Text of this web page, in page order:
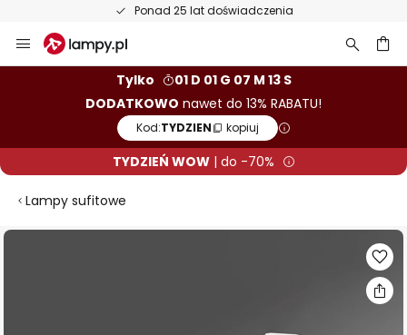
Ponad 25 lat doświadczenia
Przejdź
do
Tylko
01 D 01 G 07 M 12 S
DODATKOWO nawet do 13% RABATU!
Kod:TYDZIEN kopiuj
TYDZIEŃ WOW| do -70%
Lampy sufitowe
Przejdź